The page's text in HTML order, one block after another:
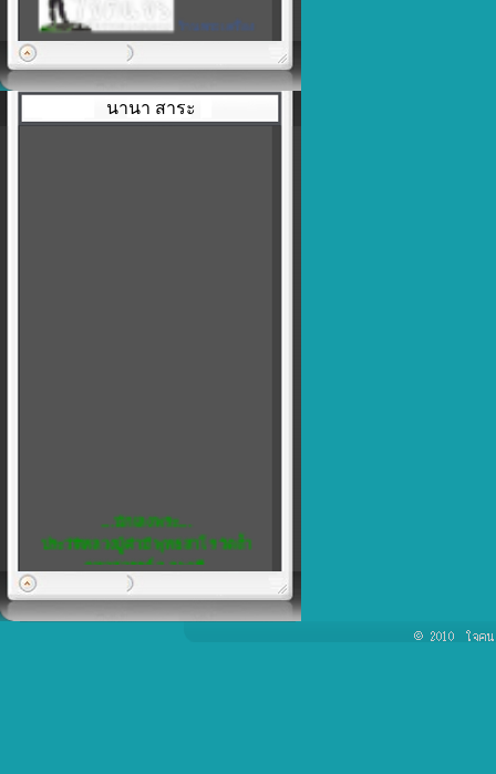
ร้านพระเครื่อง
เพิ่มบารมี|สร้างลิงค์ของโปรไฟล์ในแบบที่
เป็นตัวคุณเอง
นานา สาระ
....นักเลงพระ....
ประวัติหลวงปู่คำมี พุทธสาโร วัดถ้ำ
คูหาสวรรค์ จ.ลพบุรี
พิเศษ...5
เชิญชวน สมาชิกทุกท่าน แสดงความ